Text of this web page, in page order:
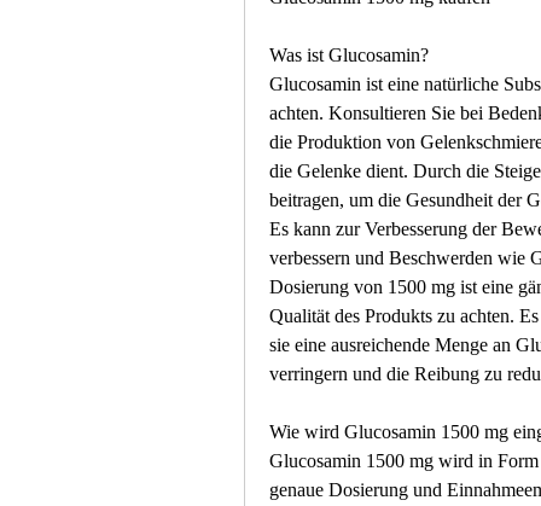
Was ist Glucosamin?
Glucosamin ist eine natürliche
achten. Konsultieren Sie bei
die Produktion von
die Gelenke dient. Durch die
beitragen, um die Gesundheit der
Es kann zur Verbesserung der
verbessern und Beschwerden wie
Dosierung von 1500 mg ist eine
Qualität des Produkts zu achten.
sie eine ausreichende Menge an
verringern und die Reibung zu
Wie wird Glucosamin 1500 mg
Glucosamin 1500 mg wird in
genaue Dosierung und